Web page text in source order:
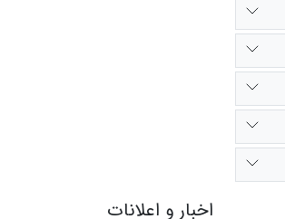
اخبار و اعلانات